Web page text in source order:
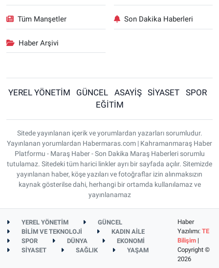
Tüm Manşetler Son Dakika Haberleri
Haber Arşivi
YEREL YÖNETİM GÜNCEL ASAYİŞ SİYASET
SPOR
EĞİTİM
Sitede yayınlanan içerik ve yorumlardan yazarları sorumludur.
Yayınlanan yorumlardan Habermaras.com | Kahramanmaraş Haber
Platformu - Maraş Haber - Son Dakika Maraş Haberleri sorumlu
tutulamaz. Sitedeki tüm harici linkler ayrı bir sayfada açılır. Sitemizde
yayınlanan haber, köşe yazıları ve fotoğraflar izin alınmaksızın
kaynak gösterilse dahi, herhangi bir ortamda kullanılamaz ve
yayınlanamaz
YEREL YÖNETİM
GÜNCEL
BİLİM VE TEKNOLOJİ
KADIN AİLE
SPOR
DÜNYA
EKONOMİ
SİYASET
SAĞLIK YAŞAM
Haber
Yazılımı: TE
Bilişim|
Copyright ©
2026